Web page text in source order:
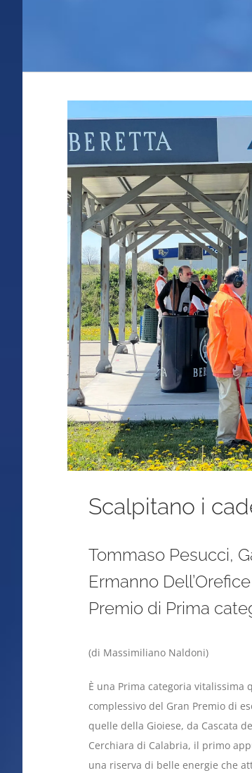
immagine
Scalpitano i
Tommaso Pesucci,
Ermanno
Premio di Prima
(di Massimiliano Naldoni)
È una Prima categoria vitalissima
complessivo del Gran Premio di
quelle della Gioiese, da Cascata
Cerchiara di Calabria, il primo
una riserva di belle energie che